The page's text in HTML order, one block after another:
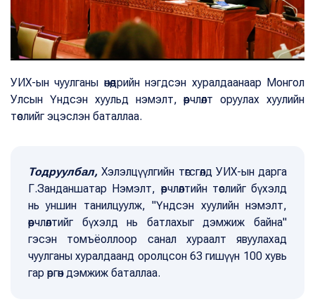
УИХ-ын чуулганы өнөөдрийн нэгдсэн хуралдаанаар Монгол
Улсын Үндсэн хуульд нэмэлт, өөрчлөлт оруулах хуулийн
төслийг эцэслэн баталлаа.
Тодруулбал,Хэлэлцүүлгийн төгсгөлд УИХ-ын дарга
Г.Занданшатар Нэмэлт, өөрчлөлтийн төслийг бүхэлд
нь уншин танилцуулж, "Үндсэн хуулийн нэмэлт,
өөрчлөлтийг бүхэлд нь батлахыг дэмжиж байна"
гэсэн томъёоллоор санал хураалт явуулахад
чуулганы хуралдаанд оролцсон 63 гишүүн 100 хувь
гар өргөн дэмжиж баталлаа.